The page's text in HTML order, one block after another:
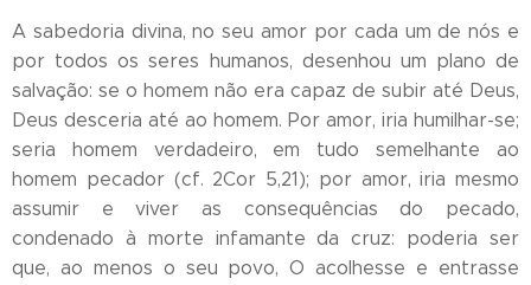
A sabedoria divina, no seu amor por cada um de nós e
por todos os seres humanos, desenhou um plano de
salvação: se o homem não era capaz de subir até Deus,
Deus desceria até ao homem. Por amor, iria humilhar-se;
seria homem verdadeiro, em tudo semelhante ao
homem pecador (cf. 2Cor 5,21); por amor, iria mesmo
assumir e viver as consequências do pecado,
condenado à morte infamante da cruz: poderia ser
que, ao menos o seu povo, O acolhesse e entrasse